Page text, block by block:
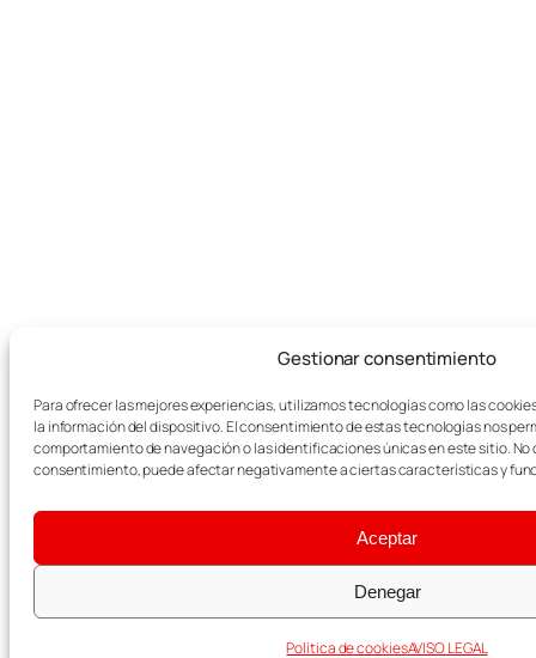
Gestionar consentimiento
Para ofrecer las mejores experiencias, utilizamos tecnologías como las
la información del dispositivo. El consentimiento de estas tecnologías nos
comportamiento de navegación o las identificaciones únicas en este sitio. No
consentimiento, puede afectar negativamente a ciertas características y
Aceptar
Denegar
Política de cookiesAVISO LEGAL